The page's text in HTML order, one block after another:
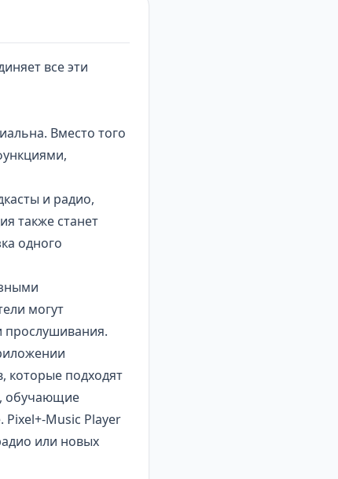
все эти
Вместо того
и радио,
также станет
одного
могут
которые подходят
обучающие
Music Player
или новых